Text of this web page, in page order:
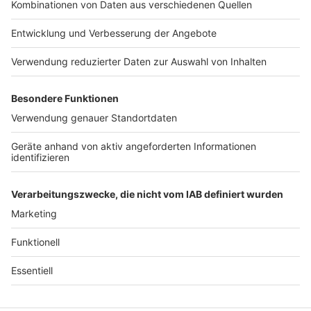
euch hochwertige und
https://www.7days.de/nota
ufnahme WERBUNG Hier
Werbepartnern und
„NotAufnahme“:
https://linktr.ee/notaufnah
Schickt gerne eine E-Mail
Werbung in diesem Podcast schalten? Schickt
gerne eine E-Mail an: hallo@podever.de
Jobs
Presse
Werben
Archiv
ANTENNE BAYERN GROUP
Stiftung ANTENNE BAYERN
hilft
Teilnahmebedingungen
Grounding Page ANTENNE
BAYERN
Studio-Hotline
Verkehrs-Hotline
Datenschutz­erklärung